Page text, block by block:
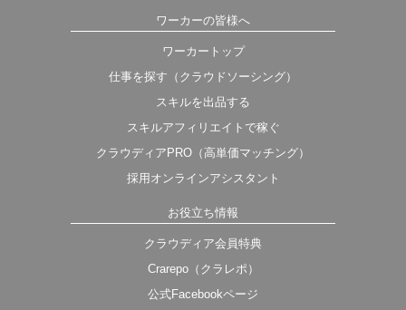
ワーカーの皆様へ
ワーカートップ
仕事を探す（クラウドソーシング）
スキルを出品する
スキルアフィリエイトで稼ぐ
クラウディアPRO（高単価マッチング）
採用オンラインアシスタント
お役立ち情報
クラウディア会員特典
Crarepo（クラレポ）
公式Facebookページ